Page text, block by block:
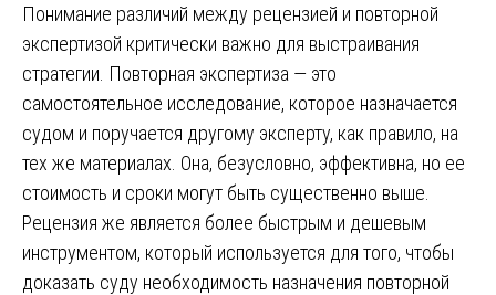
Понимание различий между рецензией и повторной
экспертизой критически важно для выстраивания
стратегии. Повторная экспертиза — это
самостоятельное исследование, которое назначается
судом и поручается другому эксперту, как правило, на
тех же материалах. Она, безусловно, эффективна, но ее
стоимость и сроки могут быть существенно выше.
Рецензия же является более быстрым и дешевым
инструментом, который используется для того, чтобы
доказать суду необходимость назначения повторной